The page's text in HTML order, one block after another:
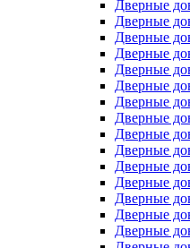
Дверные
Дверные
Дверные
Дверные
Дверные
Дверные
Дверные
Дверные
Дверные
Дверные
Дверные
Дверные
Дверные
Дверные
Дверные